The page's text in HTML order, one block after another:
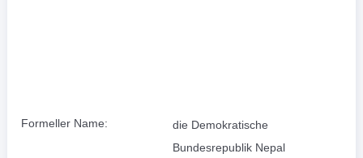
Formeller Name:
die Demokratische
Bundesrepublik Nepal